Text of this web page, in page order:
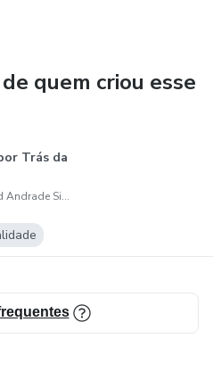
quem criou esse
Trás da
José David Andrade Silva